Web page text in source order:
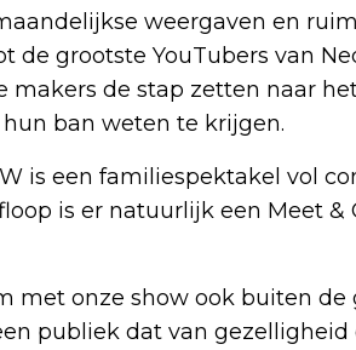
weergaven en
de grootste YouTubers van
makers de stap zetten naar
ban weten te krijgen.
is een familiespektakel vol
is er natuurlijk een Meet &
met onze show ook buiten de
publiek dat van